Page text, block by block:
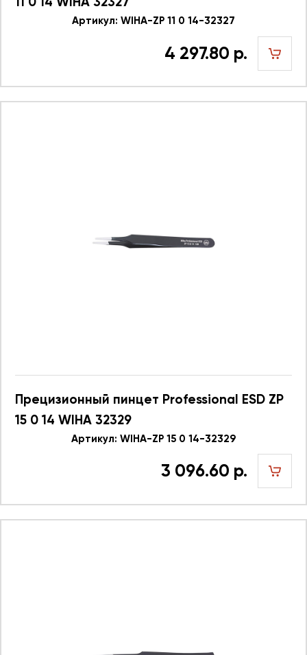
Артикул: WIHA-ZP 11 0 14-32327
4 297.80 р.
Прецизионный пинцет Professional ESD ZP
15 0 14 WIHA 32329
Артикул: WIHA-ZP 15 0 14-32329
3 096.60 р.